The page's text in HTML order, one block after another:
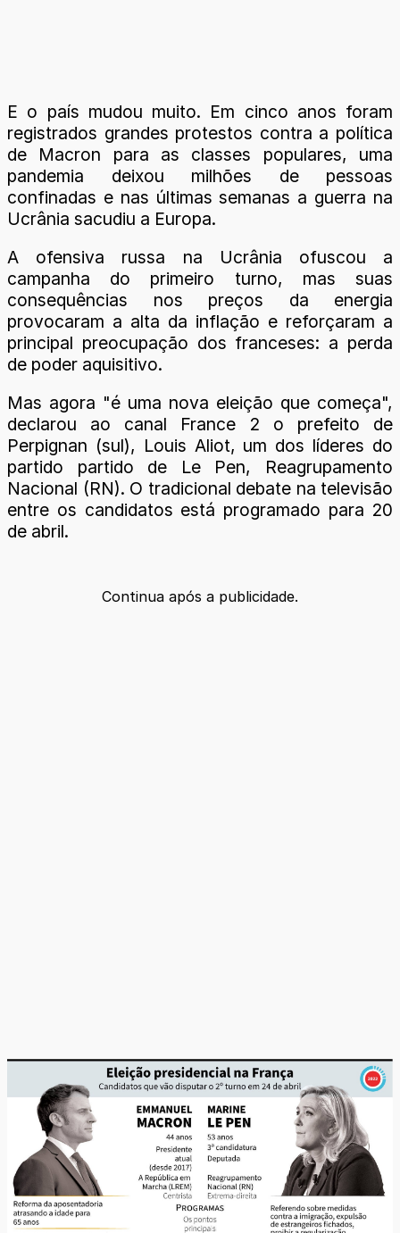
E o país mudou muito. Em cinco anos foram
registrados grandes protestos contra a política
de Macron para as classes populares, uma
pandemia deixou milhões de pessoas
confinadas e nas últimas semanas a guerra na
Ucrânia sacudiu a Europa.
A ofensiva russa na Ucrânia ofuscou a
campanha do primeiro turno, mas suas
consequências nos preços da energia
provocaram a alta da inflação e reforçaram a
principal preocupação dos franceses: a perda
de poder aquisitivo.
Mas agora "é uma nova eleição que começa",
declarou ao canal France 2 o prefeito de
Perpignan (sul), Louis Aliot, um dos líderes do
partido partido de Le Pen, Reagrupamento
Nacional (RN). O tradicional debate na televisão
entre os candidatos está programado para 20
de abril.
Continua após a publicidade.